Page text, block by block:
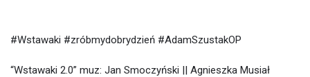
#Wstawaki #zróbmydobrydzień #AdamSzustakOP
“Wstawaki 2.0” muz: Jan Smoczyński || Agnieszka Musiał